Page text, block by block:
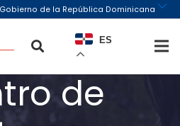
ES
de